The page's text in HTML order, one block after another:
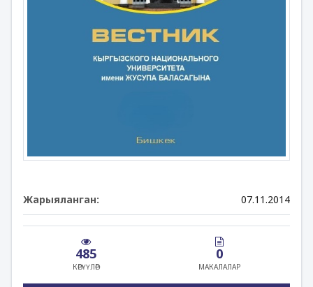
Жарыяланган: 07.11.2014
485
КӨРҮҮЛӨР
0
МАКАЛАЛАР